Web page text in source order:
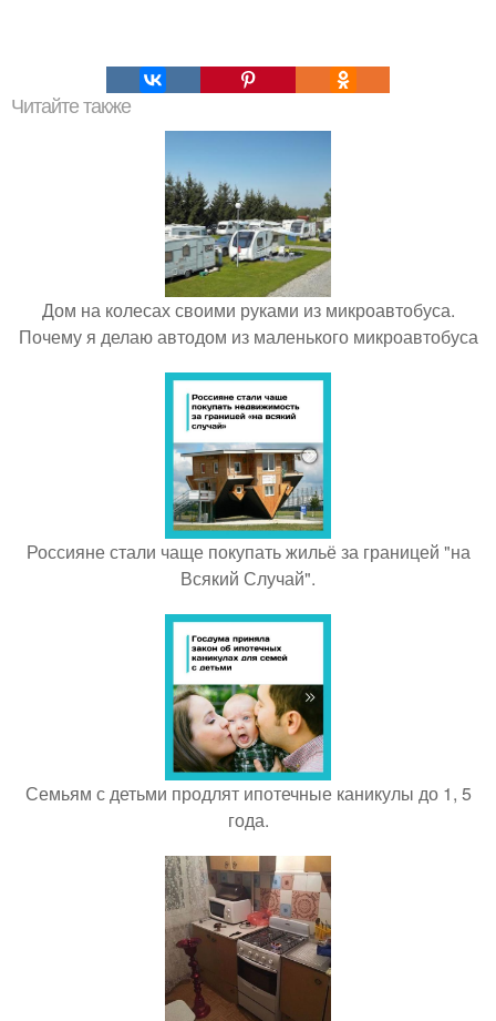
Читайте также
Дом на колесах своими руками из микроавтобуса.
Почему я делаю автодом из маленького микроавтобуса
Россияне стали чаще покупать жильё за границей "на
Всякий Случай".
Семьям с детьми продлят ипотечные каникулы до 1, 5
года.